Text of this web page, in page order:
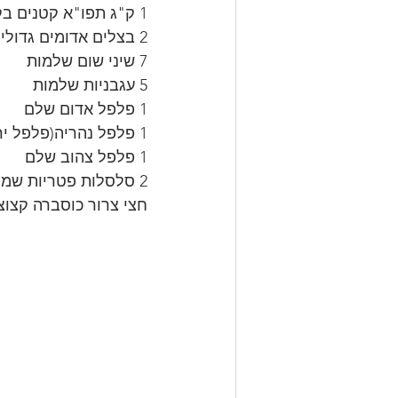
1 ק"ג תפו"א קטנים בקליפתם
2 בצלים אדומים גדולים מקולפים וחצויים לחצי.
7 שיני שום שלמות
5 עגבניות שלמות
1 פלפל אדום שלם
1 פלפל נהריה(פלפל ירוק בהיר)שלם
1 פלפל צהוב שלם
2 סלסלות פטריות שמפניון קטנות ללא הרגליים
חצי צרור כוסברה